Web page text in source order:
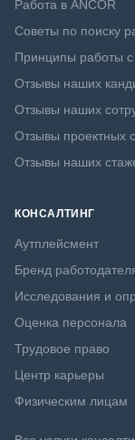
Работа в ANCOR
Советы по поиску
Принципы работы с
Отзывы наших
Отзывы наших
Отзывы проектных
Отзывы наших
КОНСАЛТИНГ
Аутплейсмент
Бренд
Исследования и
Оценка персонала
Трудовое право
Центр карьеры
Физическим лицам